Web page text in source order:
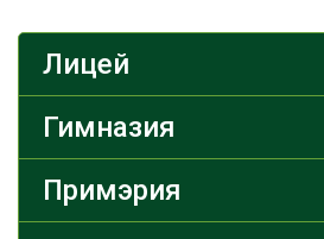
Лицей
Гимназия
Примэрия